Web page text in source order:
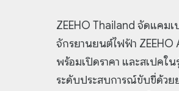
ZEEHO Thailand จัดแคม
จักรยานยนต์ไฟฟ้า ZEEHO
พร้อมเปิดราคา และสเปคใน
ระดับประสบการณ์ขับขี่ด้วย